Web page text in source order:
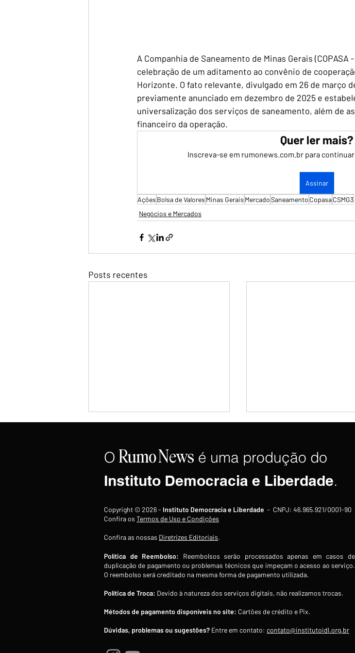
A Companhia de Saneamento de Minas Gerais (COPASA
celebração de um aditamento ao convênio de
Horizonte. O fato relevante, divulgado em 26 de março
previamente anunciado em dezembro de 2025 e
universalização dos serviços de saneamento, além de
financeiro da operação.
Quer ler mais?
Inscreva-se em rumonews.com.br para
Assinar
Ações Bolsa de Valores Minas Gerais MercadoSaneamento CopasaCSMG3
Negócios e Mercados
Posts recentes
Goldman Sachs projeta Brent
entre US$ 80 e US$ 90 até
EUA e Irã
Ibovespa fecha estável a
O RumoNews é uma produção do
Instituto Democracia e Liberdade.
Copyright © 2026 - Instituto Democracia e Liberdade - CNPJ: 46.965.921/0001-90
Confira os Termos de Uso e Condições
Confira as nossas Diretrizes Editoriais.
Política de Reembolso: Reembolsos serão processados apenas em casos de
duplicação de pagamento ou problemas técnicos que impeçam o acesso ao serviço.
O reembolso será creditado na mesma forma de pagamento utilizada.
Política de Troca: Devido à natureza dos serviços digitais, não realizamos trocas.
Métodos de pagamento disponíveis no site: Cartões de crédito e Pix.
Dúvidas, problemas ou sugestões? Entre em contato: contato@institutoidl.org.br